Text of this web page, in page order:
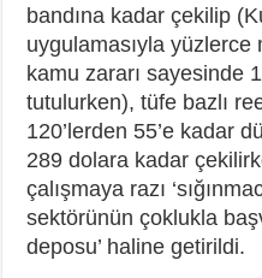
bandına kadar çekilip
uygulamasıyla yüzlerce
kamu zararı sayesinde
tutulurken), tüfe bazlı
120’lerden 55’e kadar
289 dolara kadar
çalışmaya razı
sektörünün çoklukla
deposu’ haline getirildi.